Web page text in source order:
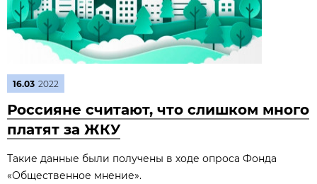
16.03 2022
Россияне считают, что слишком много
платят за ЖКУ
Такие данные были получены в ходе опроса Фонда
«Общественное мнение».